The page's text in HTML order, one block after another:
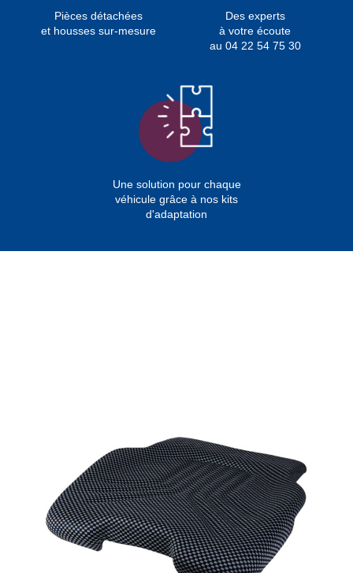
Pièces détachées
et housses sur-mesure
Des experts
à votre écoute
au 04 22 54 75 30
Une solution pour chaque
véhicule grâce à nos kits
d'adaptation